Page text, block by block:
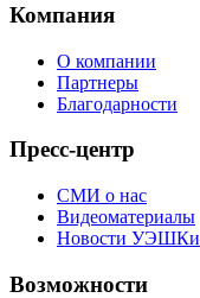
Компания
О компании
Партнеры
Благодарности
Пресс-центр
СМИ о нас
Видеоматериалы
Новости УЭШКи
Возможности